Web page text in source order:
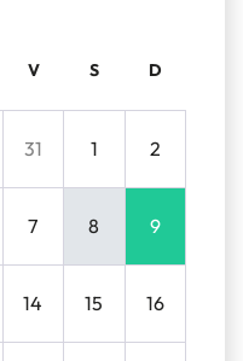
V S D
31 1 2
7 8 9
14 15 16